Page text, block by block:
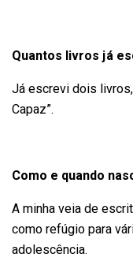
Quantos livros já
Já escrevi dois livros,
Capaz”.
Como e quando
A minha veia de
como refúgio para
adolescência.